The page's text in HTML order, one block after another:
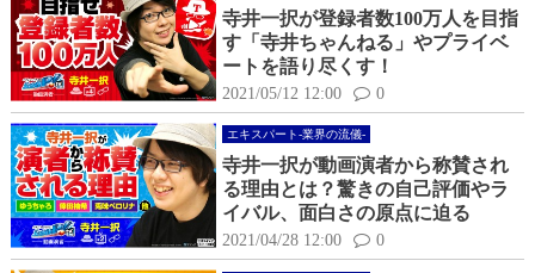
寺井一択が登録者数100万人を目指
す「寺井ちゃんねる」やプライベ
ートを語り尽くす！
2021/05/12 12:00 0
エキスパート-業界の流儀-
寺井一択が動画演者から称賛され
る理由とは？驚きの自己評価やラ
イバル、面白さの原点に迫る
2021/04/28 12:00 0